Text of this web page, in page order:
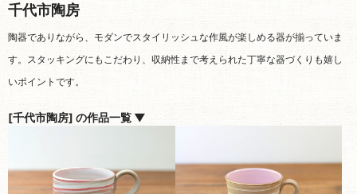
千代市陶房
陶器でありながら、モダンでスタイリッシュな作風が楽しめる器が揃っていま
す。スタッキングにもこだわり、収納性まで考えられた丁寧な器づくりも嬉し
いポイントです。
[千代市陶房] の作品一覧 ▼